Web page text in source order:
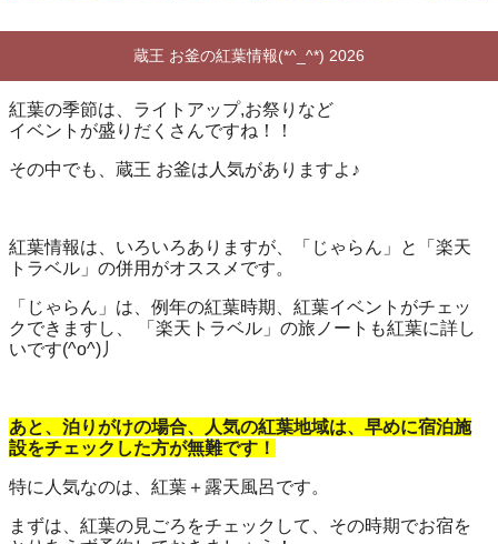
蔵王 お釜の紅葉情報(*^_^*) 2026
紅葉の季節は、ライトアップ,お祭りなど
イベントが盛りだくさんですね！！
その中でも、蔵王 お釜は人気がありますよ♪
紅葉情報は、いろいろありますが、「じゃらん」と「楽天
トラベル」の併用がオススメです。
「じゃらん」は、例年の紅葉時期、紅葉イベントがチェッ
クできますし、 「楽天トラベル」の旅ノートも紅葉に詳し
いです(^o^)丿
あと、泊りがけの場合、人気の紅葉地域は、早めに宿泊施
設をチェックした方が無難です！
特に人気なのは、紅葉＋露天風呂です。
まずは、紅葉の見ごろをチェックして、その時期でお宿を